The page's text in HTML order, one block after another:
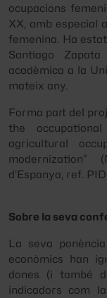
ocupacions
XX, amb especial
femenina. Ha
Santiago
acadèmica a la
mateix any.
Forma part del
the
agricultural
modernization”
d’Espanya, ref.
Sobre la seva
La seva
econòmics han
dones (i també
indicadors com